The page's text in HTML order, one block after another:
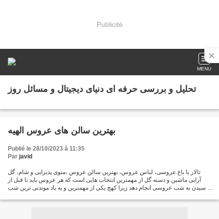
Publicité
MENU
تحلیل و بررسی حرفه ای دنیای دیجیتال و مسائل روز
بهترین سالن های عروس الهیه
Publié le 28/10/2023 à 11:35
Par javid
تالار یا باغ عروسی، لباس عروس، بهترین سالن عروس ،منوی پذیرایی و شام، گل
آرایی ماشین و دسته گل از مهمترین انتخاب هایی است که هر عروس باید تا قبل از
رسیدن به شب عروسی انجام دهد زیرا کهج یکی از مهمترین و به یاد موندنی ترین شب